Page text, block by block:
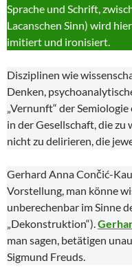
Sprache und Schrift,
Lacanschen Sinn) wird
imitiert und ironisiert.
Disziplinen wie
Denken,
„Vernunft“ der
in der Gesellschaft, die zu
nicht zu delirieren, die
Gerhard Anna Cončić-
Vorstellung, man könne
unberechenbar im Sinne
„Dekonstruktion“).
man sagen, betätigen
Sigmund Freuds.